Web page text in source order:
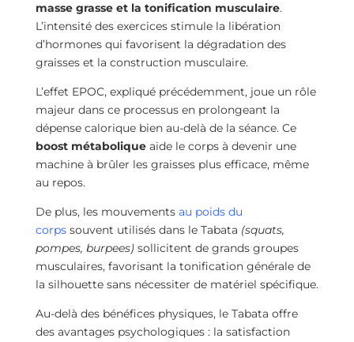
masse grasse et la tonification musculaire.
L’intensité des exercices stimule la libération
d’hormones qui favorisent la dégradation des
graisses et la construction musculaire.
L’effet EPOC, expliqué précédemment, joue un rôle
majeur dans ce processus en prolongeant la
dépense calorique bien au-delà de la séance. Ce
boost métaboliqueaide le corps à devenir une
machine à brûler les graisses plus efficace, même
au repos.
De plus, les mouvements au poids du
corpssouvent utilisés dans le Tabata (squats,
pompes, burpees) sollicitent de grands groupes
musculaires, favorisant la tonification générale de
la silhouette sans nécessiter de matériel spécifique.
Au-delà des bénéfices physiques, le Tabata offre
des avantages psychologiques : la satisfaction